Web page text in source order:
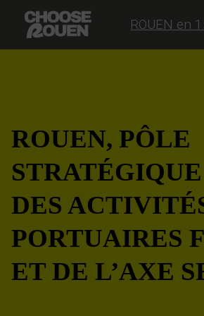
ROUEN en
ROUEN, PÔLE
DES
PORTUAIRES
ET DE L’AXE